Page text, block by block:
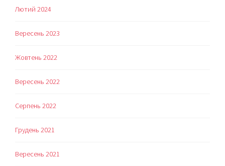
Лютий 2024
Вересень 2023
Жовтень 2022
Вересень 2022
Серпень 2022
Грудень 2021
Вересень 2021